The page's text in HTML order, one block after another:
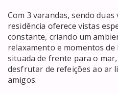
Com 3 varandas, sendo
residência oferece vistas
constante, criando um
relaxamento e momentos
situada de frente para o
desfrutar de refeições ao ar
amigos.